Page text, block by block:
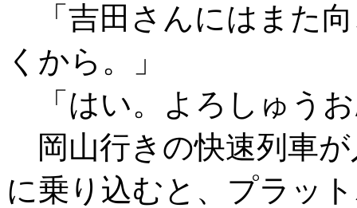
「吉田さんにはまた
くから。」
「はい。よろしゅう
岡山行きの快速列車
に乗り込むと、プラッ